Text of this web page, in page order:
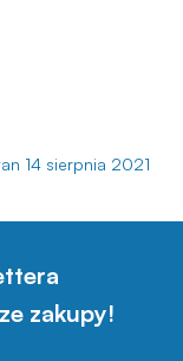
14 sierpnia 2021
zakupy!